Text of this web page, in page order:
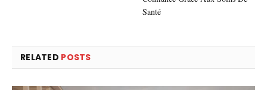
Santé
RELATED POSTS